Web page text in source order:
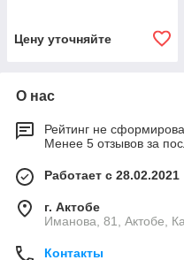
Цену уточняйте
О нас
Рейтинг не
Менее 5 отзывов за
Работает с 28.02.2021
г. Актобе
Иманова, 81, Актобе,
Контакты